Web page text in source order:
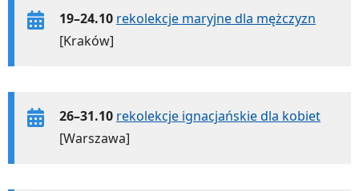
19–24.10 rekolekcje maryjne dla mężczyzn
[Kraków]
26–31.10 rekolekcje ignacjańskie dla kobiet
[Warszawa]